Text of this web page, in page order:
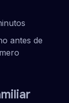
antes de